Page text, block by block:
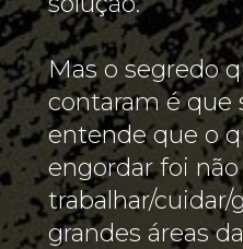
Mas o segredo
contaram é que
entende que o
engordar foi não
trabalhar/cuidar/
grandes áreas